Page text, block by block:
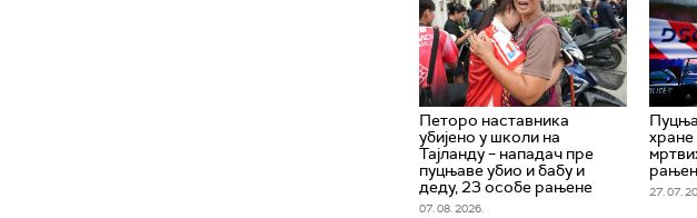
Петоро наставника
убијено у школи на
Тајланду – нападач пре
пуцњаве убио и бабу и
деду, 23 особе рањене
07. 08. 2026.
хране
27. 07.